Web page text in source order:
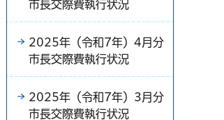
市長交際費執行状況
2025年（令和7年）4月分
市長交際費執行状況
2025年（令和7年）3月分
市長交際費執行状況